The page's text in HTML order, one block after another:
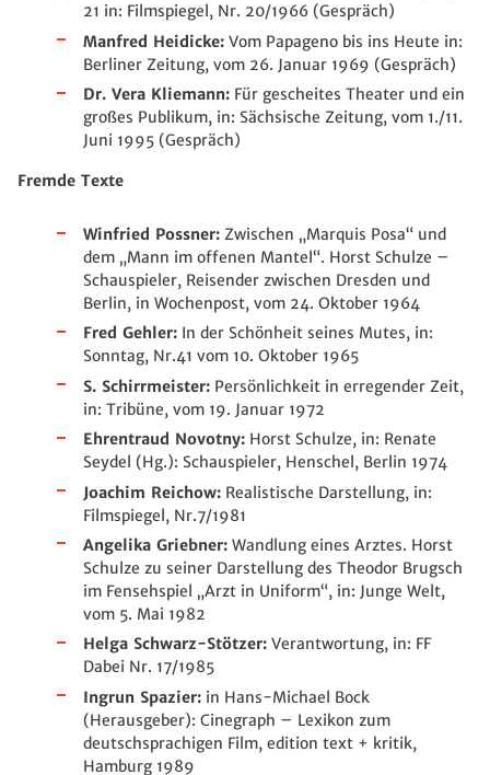
21 in: Filmspiegel, Nr. 20/1966 (Gespräch)
Manfred Heidicke: Vom Papageno bis ins Heute in:
Berliner Zeitung, vom 26. Januar 1969 (Gespräch)
Dr. Vera Kliemann: Für gescheites Theater und ein
großes Publikum, in: Sächsische Zeitung, vom 1./11.
Juni 1995 (Gespräch)
Fremde Texte
Winfried Possner: Zwischen „Marquis Posa“ und
dem „Mann im offenen Mantel“. Horst Schulze –
Schauspieler, Reisender zwischen Dresden und
Berlin, in Wochenpost, vom 24. Oktober 1964
Fred Gehler: In der Schönheit seines Mutes, in:
Sonntag, Nr.41 vom 10. Oktober 1965
S. Schirrmeister: Persönlichkeit in erregender Zeit,
in: Tribüne, vom 19. Januar 1972
Ehrentraud Novotny: Horst Schulze, in: Renate
Seydel (Hg.): Schauspieler, Henschel, Berlin 1974
Joachim Reichow: Realistische Darstellung, in:
Filmspiegel, Nr.7/1981
Angelika Griebner: Wandlung eines Arztes. Horst
Schulze zu seiner Darstellung des Theodor Brugsch
im Fensehspiel „Arzt in Uniform“, in: Junge Welt,
vom 5. Mai 1982
Helga Schwarz-Stötzer: Verantwortung, in: FF
Dabei Nr. 17/1985
Ingrun Spazier: in Hans-Michael Bock
(Herausgeber): Cinegraph – Lexikon zum
deutschsprachigen Film, edition text + kritik,
Hamburg 1989